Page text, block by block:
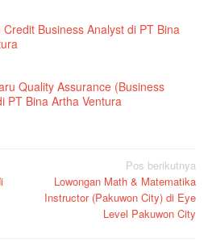
Credit Business Analyst di PT Bina
Quality Assurance (Business
PT Bina Artha Ventura
Pos berikutnya
Lowongan Math & Matematika
Instructor (Pakuwon City) di Eye
Level Pakuwon City